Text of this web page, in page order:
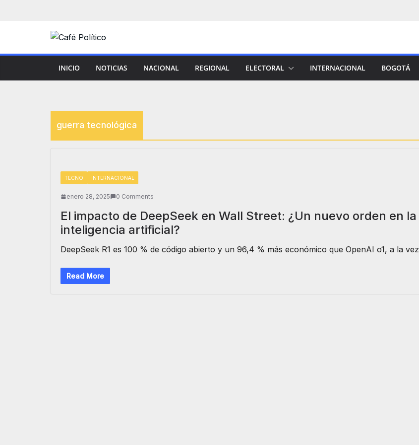
INICIO NOTICIAS NACIONAL REGIONAL ELECTORAL INTERNACIONAL BOGOTÁ
guerra tecnológica
TECNO INTERNACIONAL
enero 28, 2025 0 Comments
El impacto de DeepSeek en Wall Street: ¿Un nuevo orden en la
inteligencia artificial?
DeepSeek R1 es 100 % de código abierto y un 96,4 % más económico que OpenAI o1, a la vez
Read More